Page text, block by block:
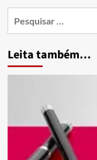
Leita também…